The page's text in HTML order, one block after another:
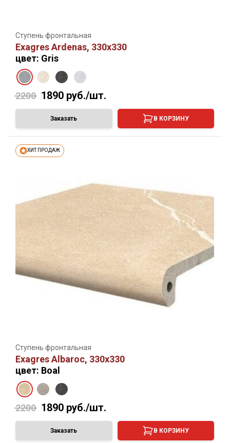
Ступень фронтальная
Exagres Ardenas, 330х330
цвет: Gris
2200 1890 руб./шт.
Заказать В КОРЗИНУ
ХИТ ПРОДАЖ
Ступень фронтальная
Exagres Albaroc, 330х330
цвет: Boal
2200 1890 руб./шт.
Заказать В КОРЗИНУ